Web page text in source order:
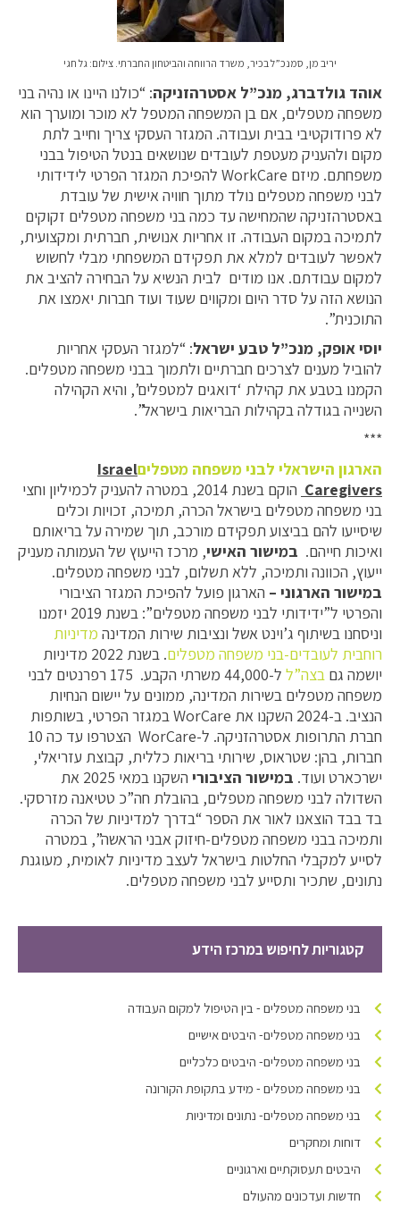
יריב מן, סמנכ”ל בכיר, משרד הרווחה והביטחון החברתי. צילום: גל חגי
אוהד גולדברג, מנכ”ל אסטרהזניקה: “כולנו היינו או נהיה בני
משפחה מטפלים, אם בן המשפחה המטפל לא מוכר ומוערך הוא
לא פרודוקטיבי בבית ועבודה. המגזר העסקי צריך וחייב לתת
מקום ולהעניק מעטפת לעובדים שנושאים בנטל הטיפול בבני
משפחתם. מיזם WorkCare להפיכת המגזר הפרטי לידידותי
לבני משפחה מטפלים נולד מתוך חוויה אישית של עובדת
באסטרהזניקה שהמחישה עד כמה בני משפחה מטפלים זקוקים
לתמיכה במקום העבודה. זו אחריות אנושית, חברתית ומקצועית,
לאפשר לעובדים למלא את תפקידם המשפחתי מבלי לחשוש
למקום עבודתם. אנו מודים לבית הנשיא על הבחירה להציב את
הנושא הזה על סדר היום ומקווים שעוד ועוד חברות יאמצו את
התוכנית”.
יוסי אופק, מנכ”ל טבע ישראל: “למגזר העסקי אחריות
להוביל מענים לצרכים חברתיים ולתמוך בבני משפחה מטפלים.
הקמנו בטבע את קהילת ‘דואגים למטפלים’, והיא הקהילה
השנייה בגודלה בקהילות הבריאות בישראל”.
***
הארגון הישראלי לבני משפחה מטפליםIsrael
Caregivers
הוקם בשנת 2014, במטרה להעניק לכמיליון וחצי
בני משפחה מטפלים בישראל הכרה, תמיכה, זכויות וכלים
שיסייעו להם בביצוע תפקידם מורכב, תוך שמירה על בריאותם
ואיכות חייהם. במישור האישי, מרכז הייעוץ של העמותה מעניק
ייעוץ, הכוונה ותמיכה, ללא תשלום, לבני משפחה מטפלים.
במישור הארגוני – הארגון פועל להפיכת המגזר הציבורי
והפרטי ל”ידידותי לבני משפחה מטפלים”: בשנת 2019 יזמנו
וניסחנו בשיתוף ג’וינט אשל ונציבות שירות המדינה מדיניות
רוחבית לעובדים-בני משפחה מטפלים
. בשנת 2022 מדיניות
יושמה גם בצה”ל
ל-44,000 משרתי הקבע. 175 רפרנטים לבני
משפחה מטפלים בשירות המדינה, ממונים על יישום הנחיות
הנציב. ב-2024 השקנו את WorCare במגזר הפרטי, בשותפות
חברת התרופות אסטרהזניקה. ל-WorCare הצטרפו עד כה 10
חברות, בהן: שטראוס, שירותי בריאות כללית, קבוצת עזריאלי,
ישרכארט ועוד. במישור הציבורי
השקנו במאי 2025 את
השדולה לבני משפחה מטפלים, בהובלת חה”כ טטיאנה מזרסקי.
בד בבד הוצאנו לאור את הספר “בדרך למדיניות של הכרה
ותמיכה בבני משפחה מטפלים-חיזוק אבני הראשה”, במטרה
לסייע למקבלי החלטות בישראל לעצב מדיניות לאומית, מעוגנת
נתונים, שתכיר ותסייע לבני משפחה מטפלים.
קטגוריות לחיפוש במרכז הידע
בני משפחה מטפלים - בין הטיפול למקום העבודה
בני משפחה מטפלים- היבטים אישיים
בני משפחה מטפלים- היבטים כלכליים
בני משפחה מטפלים - מידע בתקופת הקורונה
בני משפחה מטפלים- נתונים ומדיניות
דוחות ומחקרים
היבטים תעסוקתיים וארגוניים
חדשות ועדכונים מהעולם